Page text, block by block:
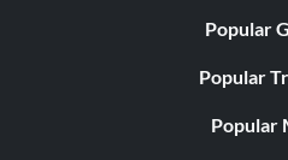
Popular
Popular
Popular